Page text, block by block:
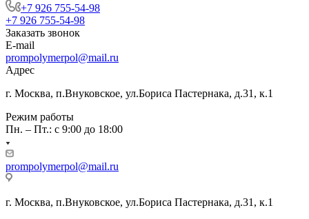
+7 926 755-54-98
+7 926 755-54-98
Заказать звонок
E-mail
prompolymerpol@mail.ru
Адрес
г. Москва, п.Внуковское, ул.Бориса Пастернака, д.31, к.1
Режим работы
Пн. – Пт.: с 9:00 до 18:00
prompolymerpol@mail.ru
г. Москва, п.Внуковское, ул.Бориса Пастернака, д.31, к.1